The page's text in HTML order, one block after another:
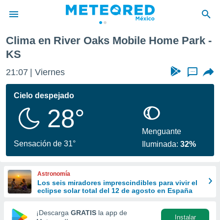
de
ha sido
para
que se
calidad.
las
y
forma
basada
Clima en River Oaks Mobile Home Park -
KS
21:07 Viernes ...
Cielo despejado
28°
Sensación de 31°
Menguante
Iluminada:32%
Astronomía
Los seis miradores imprescindibles para vivir el
eclipse solar total del 12 de agosto en España
¡Descarga GRATIS la app de
Instalar